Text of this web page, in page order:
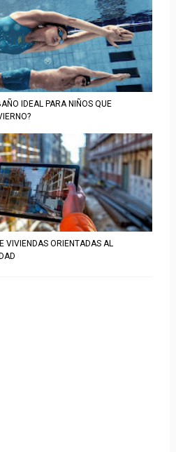
IDEAL PARA NIÑOS QUE
VIVIENDAS ORIENTADAS AL